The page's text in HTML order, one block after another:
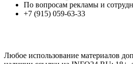
По вопросам рекламы и
+7 (915) 059-63-33
Любое использование материалов